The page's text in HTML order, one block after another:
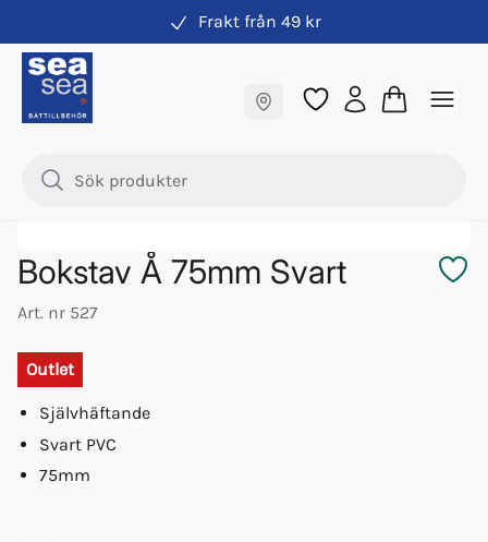
Frakt från 49 kr
Samma pris online & i butik
-48%
Bokstav Å 75mm Svart
Art. nr 527
Outlet
Självhäftande
Svart PVC
75mm